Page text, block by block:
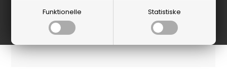
Funktionelle Statistiske